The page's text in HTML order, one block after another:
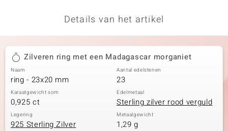
Details van het artikel
Zilveren ring met een Madagascar morganiet
Naam
ring - 23x20 mm
Aantal edelstenen
23
Karaatgewicht som
0,925 ct
Edelmetaal
Sterling zilver rood verguld
Legering
925 Sterling Zilver
Metaalgewicht
1,29 g